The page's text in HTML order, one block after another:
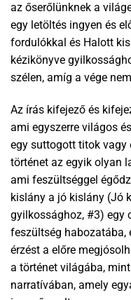
az őserőlünknek a
egy letöltés ingyen és
fordulókkal és Halott
kézikönyve
szélen, amíg a vége
Az írás kifejező és
ami egyszerre világos
egy suttogott titok vagy
történet az egyik olyan
ami feszültséggel
kislány a jó kislány (Jó
gyilkossághoz, #3) egy
feszültség habozatába,
érzést a előre
a történet világába,
narratívában, amely